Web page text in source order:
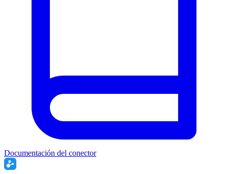
Documentación del conector